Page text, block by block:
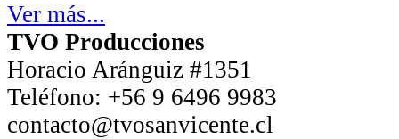
Ver más...
TVO Producciones
Horacio Aránguiz #1351
Teléfono: +56 9 6496 9983
contacto@tvosanvicente.cl